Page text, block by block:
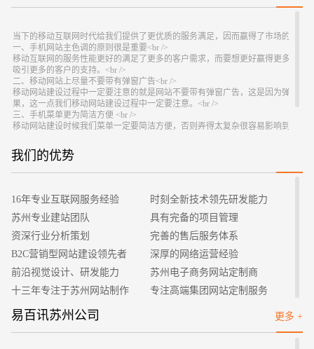
当下的移动互联网时代给我们提供了更优质的服务满足，因而赢得了市场的高
一、手机网站主色调的原则很是重要<br />
移动互联网的服务性能更好的满足了更多的客户需求，而要想更好赢得更多客
吸引更多的客户的支持。<br />
二、移动网站上尽量不要带有弹窗广告<br />
移动网站建设过程中一定要注意的就是网站不要带有弹窗广告，这是因为弹窗
果，这一点我们移动网站建设过程中一定要注意。<br />
三、手机菜单更为简洁方便 <br />
移动网站建设时候我们菜单一定要简洁方便，否则弄得太复杂很容易影响到操
四、不要强制用户注册才能浏览网站<br />
如今的一些移动网站建设过程中夹带附加条件，那就是必须注册才能浏览网站
也是不好的行为。<br />
移动网站建设过程中内容对于网站形象塑造，更好的服务商家发展需求提供了
不能繁琐，这样才能更为有效的提升竞争力。<br />
所以，想要更好的提升移动网站建设服务性能，以上的这些注意事项很是重要，
我们的优势
16年专业互联网服务经验
苏州专业建站团队
资深行业分析策划
B2C营销型网站建设领先者
前沿视觉设计、研发能力
十三年专注于苏州网站制作
客户的满意是我们唯一的宗旨
时刻全新技术领先研发能力
具有完备的项目管理
完善的售后服务体系
深厚的网络运营经验
苏州电子商务网站定制商
专注高端集团网站定制服务
更多 +
易百讯苏州公司
您的预算 1万-3万 3万-5万 5万-8万